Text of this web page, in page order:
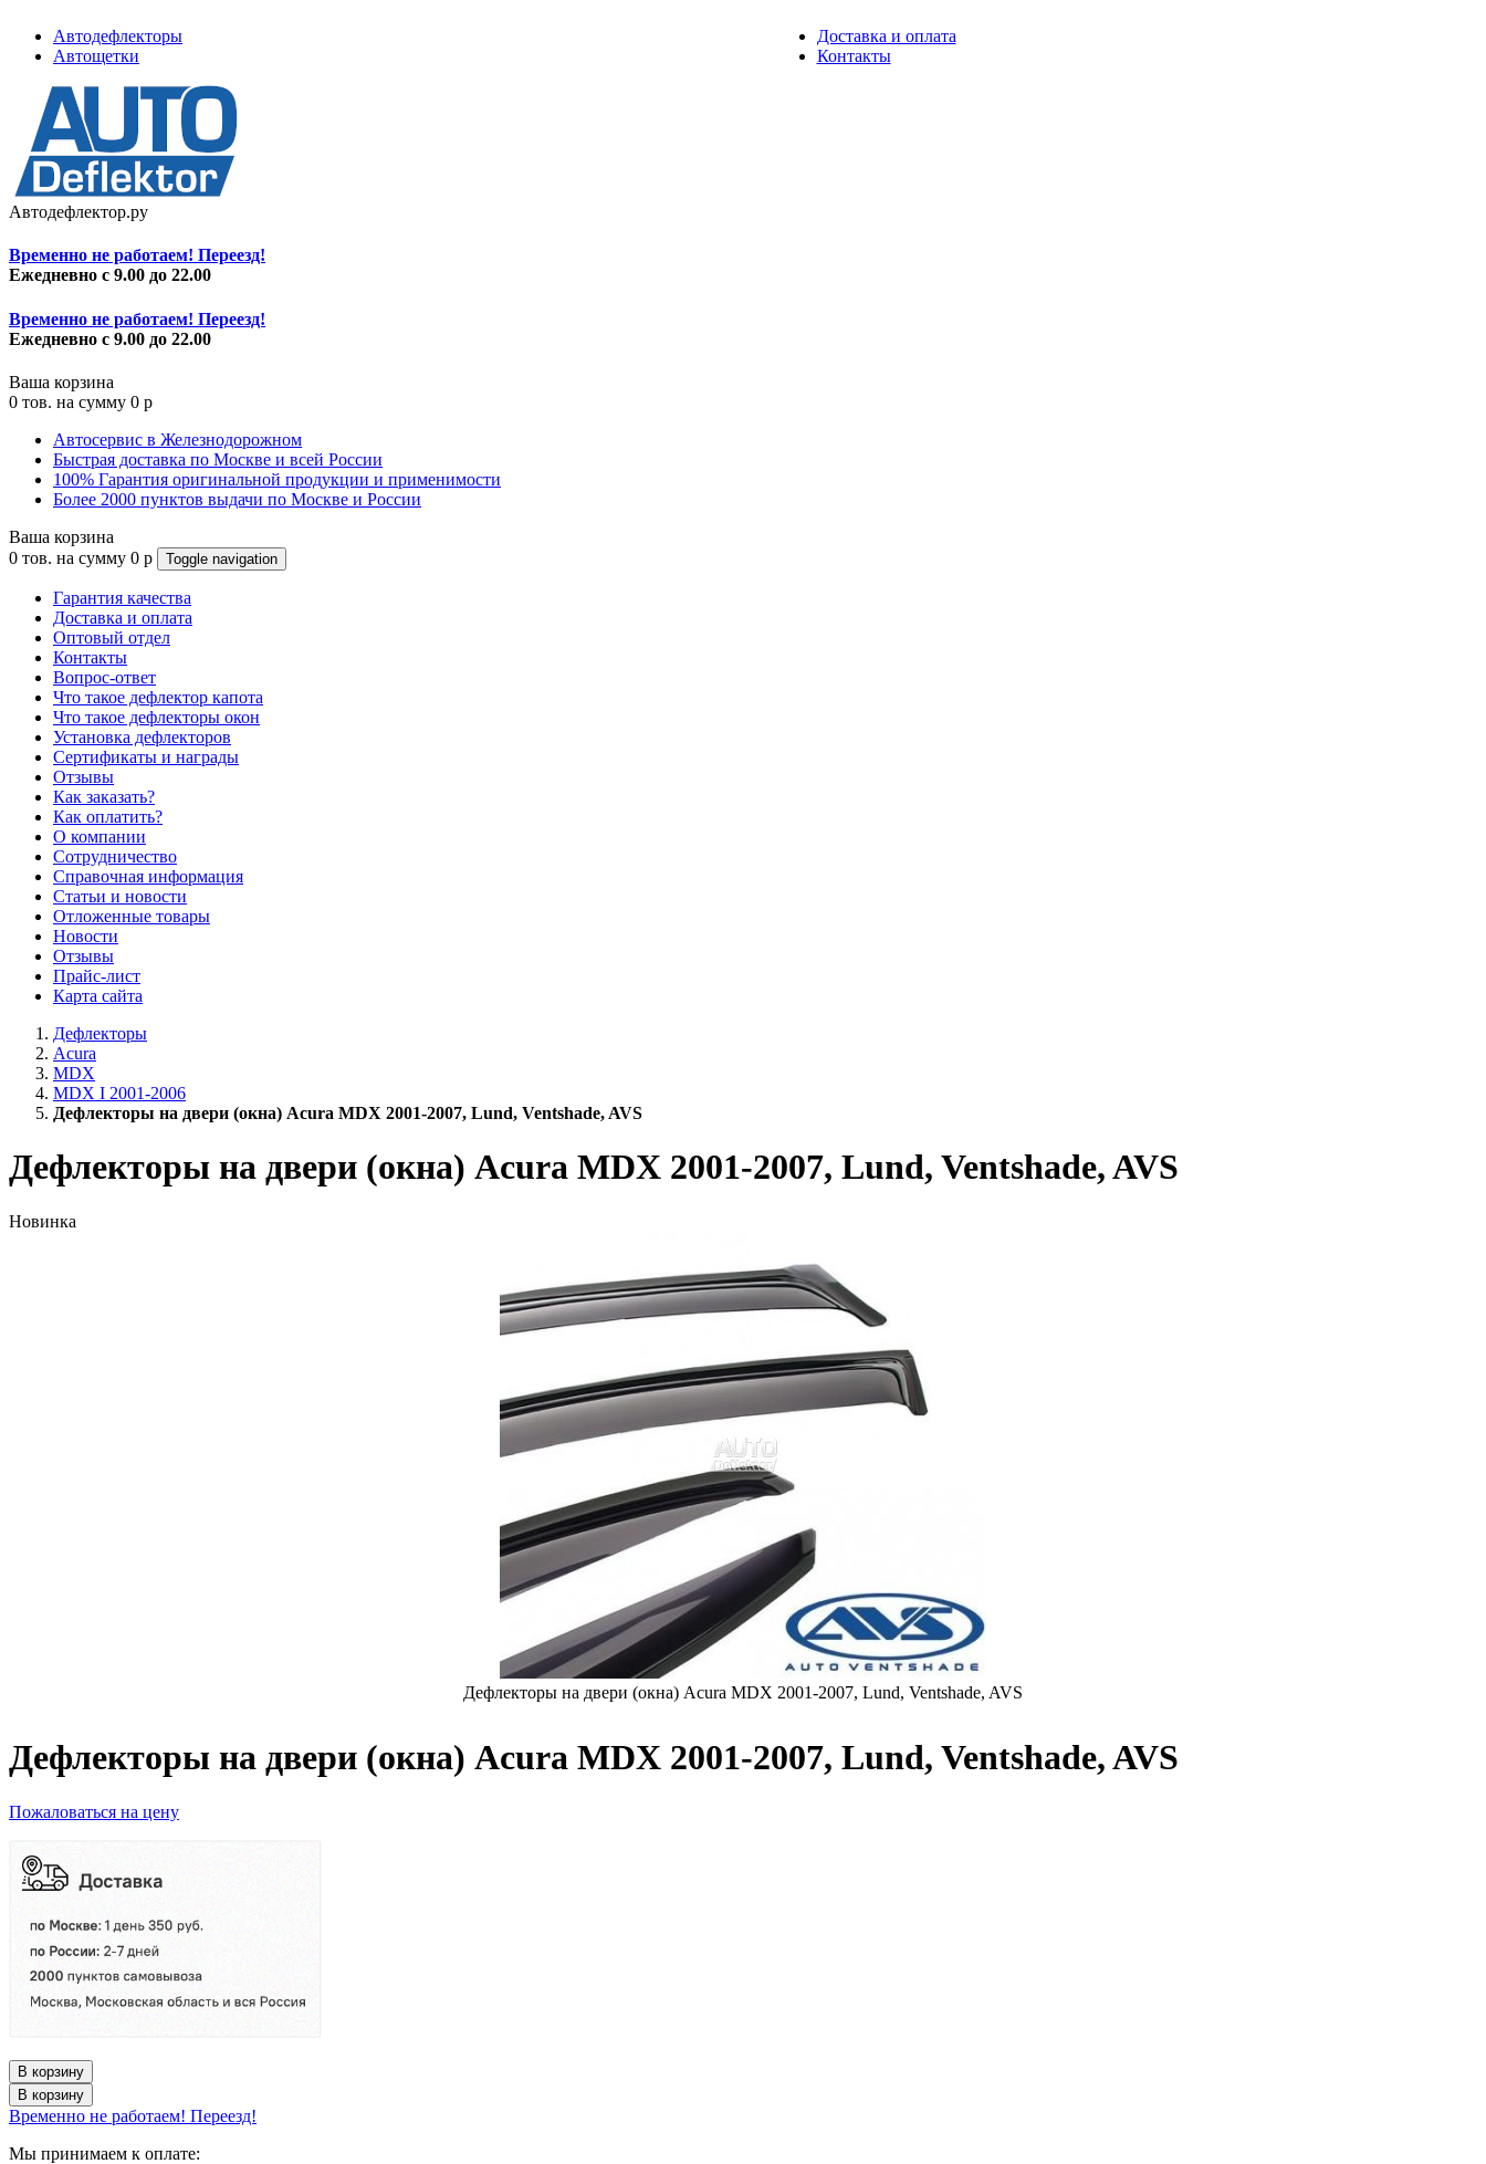
Автодефлекторы
Автощетки
Доставка и оплата
Контакты
Автодефлектор.ру
Временно не работаем! Переезд!
Ежедневно с 9.00 до 22.00
Временно не работаем! Переезд!
Ежедневно с 9.00 до 22.00
Ваша корзина
0 тов. на сумму 0 p
Автосервис в Железнодорожном
Быстрая доставка по Москве и всей России
100% Гарантия оригинальной продукции и применимости
Более 2000 пунктов выдачи по Москве и России
Ваша корзина
0 тов. на сумму 0 p Toggle navigation
Гарантия качества
Доставка и оплата
Оптовый отдел
Контакты
Вопрос-ответ
Что такое дефлектор капота
Что такое дефлекторы окон
Установка дефлекторов
Сертификаты и награды
Отзывы
Как заказать?
Как оплатить?
О компании
Сотрудничество
Справочная информация
Статьи и новости
Отложенные товары
Новости
Отзывы
Прайс-лист
Карта сайта
Дефлекторы
Acura
MDX
MDX I 2001-2006
Дефлекторы на двери (окна) Acura MDX 2001-2007, Lund, Ventshade, AVS
Дефлекторы на двери (окна) Acura MDX 2001-2007, Lund, Ventshade, AVS
Новинка
Дефлекторы на двери (окна) Acura MDX 2001-2007, Lund, Ventshade, AVS
Дефлекторы на двери (окна) Acura MDX 2001-2007, Lund, Ventshade, AVS
Пожаловаться на цену
В корзину
В корзину
Временно не работаем! Переезд!
Мы принимаем к оплате: